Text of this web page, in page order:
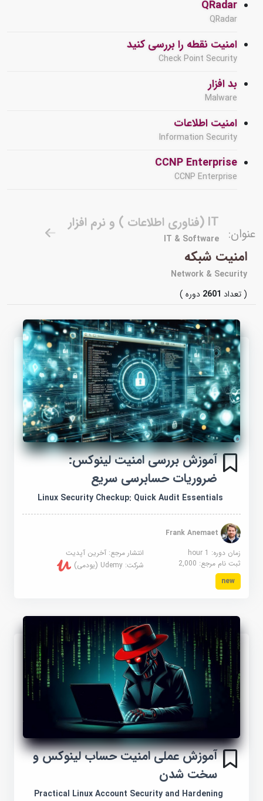
QRadar
QRadar
امنیت نقطه را بررسی کنید
Check Point Security
بد افزار
Malware
امنیت اطلاعات
Information Security
CCNP Enterprise
CCNP Enterprise
عنوان:
IT (فناوری اطلاعات ) و نرم افزار
IT & Software
امنیت شبکه
Network & Security
( تعداد2601دوره )
آموزش بررسی امنیت لینوکس:
ضروریات حسابرسی سریع
Linux Security Checkup: Quick Audit Essentials
Frank Anemaet
زمان دوره: 1 hour
انتشار مرجع:آخرین آپدیت
ثبت نام مرجع:2,000 شرکت:Udemy (یودمی)
new
آموزش عملی امنیت حساب لینوکس و
سخت شدن
Practical Linux Account Security and Hardening